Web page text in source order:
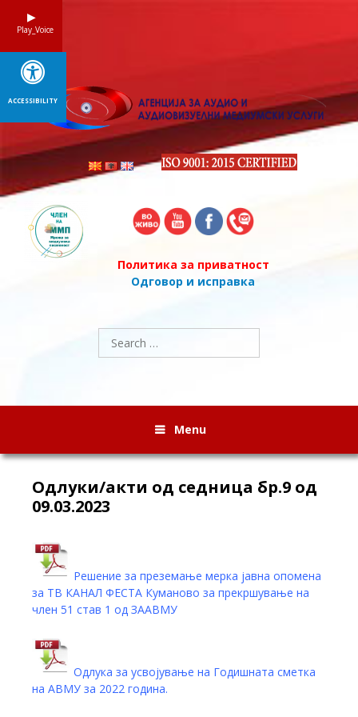
Политика за приватност
Одговор и исправка
Search
for:
Menu
Oдлуки/акти од седница бр.9 од
09.03.2023
Решение за преземање мерка јавна опомена
за ТВ КАНАЛ ФЕСТА Куманово за прекршување на
член 51 став 1 од ЗААВМУ
Одлука за усвојување на Годишната сметка
на АВМУ за 2022 година.
Play_Voice
ACCESSIBILITY